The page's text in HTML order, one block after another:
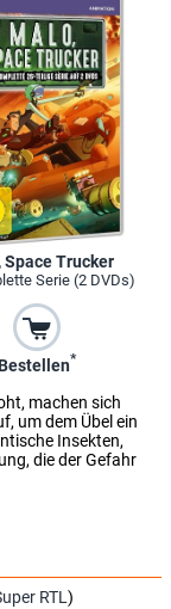
Space Trucker
Serie (2 DVDs)
*
machen sich
um dem Übel ein
Insekten,
die der Gefahr
RTL )